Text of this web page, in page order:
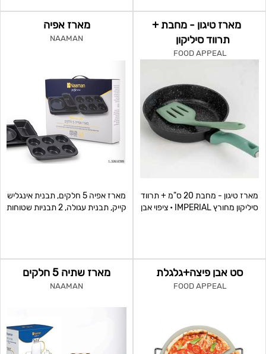
מארז טיגון - מחבת +
תרווד סיליקון
FOOD APPEAL
מארז טיגון - מחבת 20 ס"מ + תרווד
סיליקון מחורץ IMPERIAL • ציפוי אבן
מארז אפיה
NAAMAN
מארז אפיה 5 חלקים, תבנית אינגליש
קייק, תבנית עגולה, 2 תבניות שטוחות
סט אבן פיצה+גלגלת
FOOD APPEAL
מארז שתיה 5 חלקים
NAAMAN